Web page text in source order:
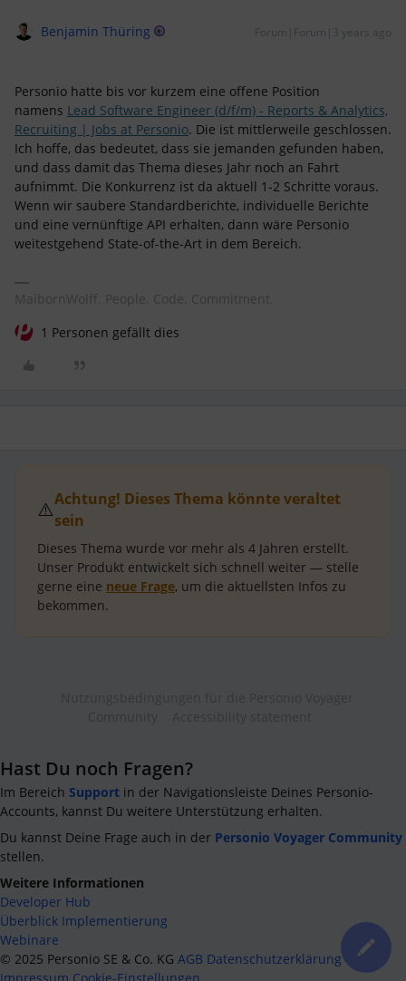
Benjamin Thüring Forum|Forum|3 years ago
Personio hatte bis vor kurzem eine offene Position
namens Lead Software Engineer (d/f/m) - Reports & Analytics,
Recruiting | Jobs at Personio. Die ist mittlerweile geschlossen.
Ich hoffe, das bedeutet, dass sie jemanden gefunden haben,
und dass damit das Thema dieses Jahr noch an Fahrt
aufnimmt. Die Konkurrenz ist da aktuell 1-2 Schritte voraus.
Wenn wir saubere Standardberichte, individuelle Berichte
und eine vernünftige API erhalten, dann wäre Personio
weitestgehend State-of-the-Art in dem Bereich.
MaibornWolff. People. Code. Commitment.
1 Personen gefällt dies
⚠️Achtung! Dieses Thema könnte veraltet
sein
Dieses Thema wurde vor mehr als 4 Jahren erstellt.
Unser Produkt entwickelt sich schnell weiter — stelle
gerne eine neue Frage, um die aktuellsten Infos zu
bekommen.
Hast Du noch Fragen?
Im Bereich Support in der Navigationsleiste Deines Personio-
Accounts, kannst Du weitere Unterstützung erhalten.
Du kannst Deine Frage auch in der Personio Voyager Community
stellen.
Weitere Informationen
Developer Hub
Überblick Implementierung
Webinare
© 2025 Personio SE & Co. KG AGB Datenschutzerklärung